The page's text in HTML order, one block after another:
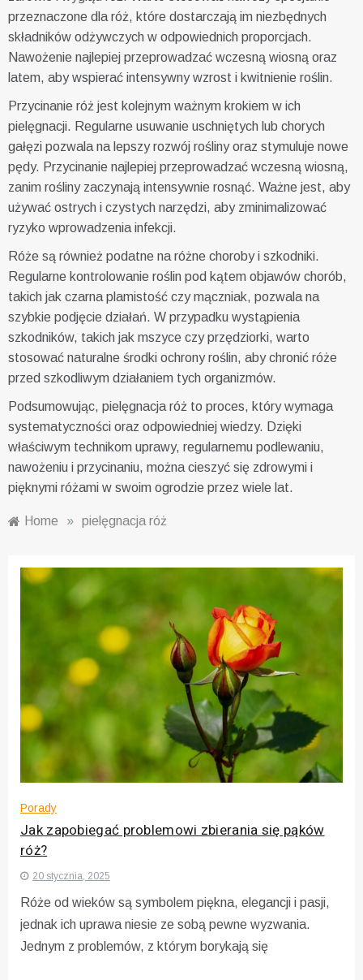
przeznaczone dla róż, które dostarczają im niezbędnych
składników odżywczych w odpowiednich proporcjach.
Nawożenie najlepiej przeprowadzać wczesną wiosną oraz
latem, aby wspierać intensywny wzrost i kwitnienie roślin.
Przycinanie róż jest kolejnym ważnym krokiem w ich
pielęgnacji. Regularne usuwanie uschniętych lub chorych
gałęzi pozwala na lepszy rozwój rośliny oraz stymuluje nowe
pędy. Przycinanie najlepiej przeprowadzać wczesną wiosną,
zanim rośliny zaczynają intensywnie rosnąć. Ważne jest, aby
używać ostrych i czystych narzędzi, aby zminimalizować
ryzyko wprowadzenia infekcji.
Róże są również podatne na różne choroby i szkodniki.
Regularne kontrolowanie roślin pod kątem objawów chorób,
takich jak czarna plamistość czy mączniak, pozwala na
szybkie podjęcie działań. W przypadku wystąpienia
szkodników, takich jak mszyce czy przędziorki, warto
stosować naturalne środki ochrony roślin, aby chronić róże
przed szkodliwym działaniem tych organizmów.
Podsumowując, pielęgnacja róż to proces, który wymaga
systematyczności oraz odpowiedniej wiedzy. Dzięki
właściwym technikom uprawy, regularnemu podlewaniu,
nawożeniu i przycinaniu, można cieszyć się zdrowymi i
pięknymi różami w swoim ogrodzie przez wiele lat.
Home » pielęgnacja róż
Porady
Jak zapobiegać problemowi zbierania się pąków
róż?
20 stycznia, 2025
Róże od wieków są symbolem piękna, elegancji i pasji,
jednak ich uprawa niesie ze sobą pewne wyzwania.
Jednym z problemów, z którym borykają się